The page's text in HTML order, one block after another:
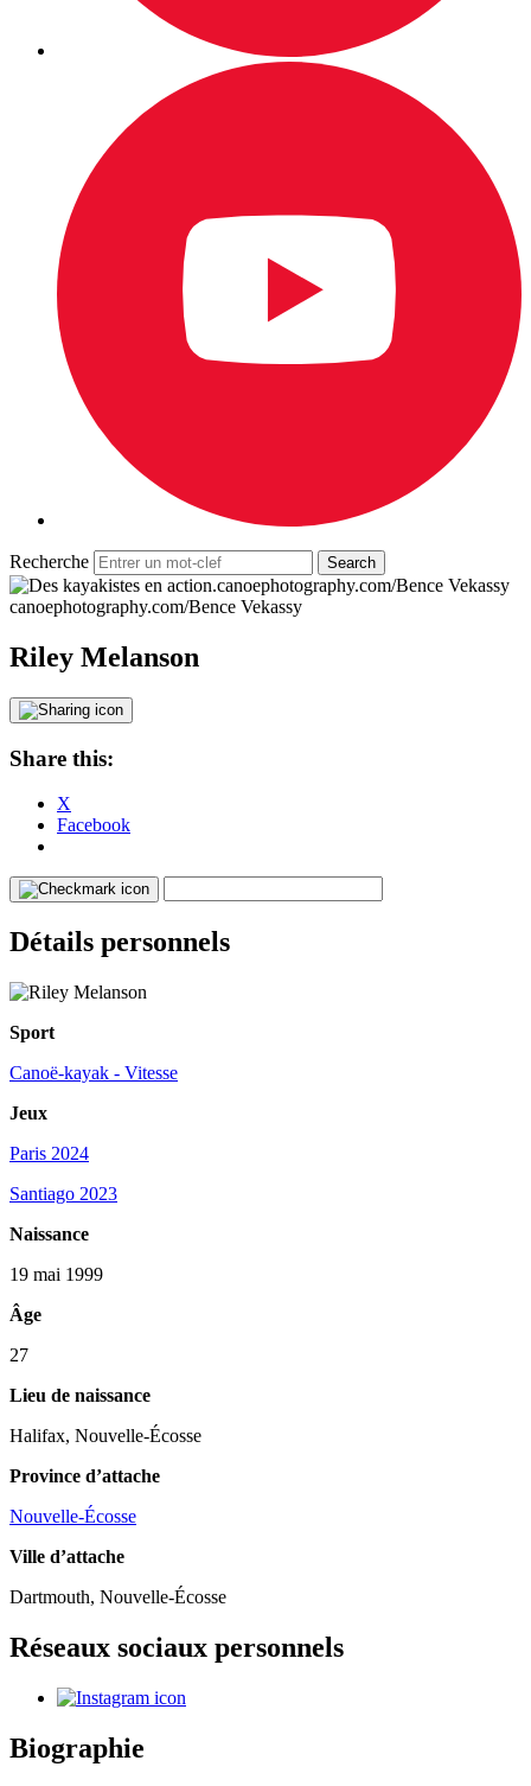
Recherche
canoephotography.com/Bence Vekassy
canoephotography.com/Bence Vekassy
Riley Melanson
Share this:
X
Facebook
Détails personnels
Sport
Canoë-kayak - Vitesse
Jeux
Paris 2024
Santiago 2023
Naissance
19 mai 1999
Âge
27
Lieu de naissance
Halifax, Nouvelle-Écosse
Province d’attache
Nouvelle-Écosse
Ville d’attache
Dartmouth, Nouvelle-Écosse
Réseaux sociaux personnels
Biographie